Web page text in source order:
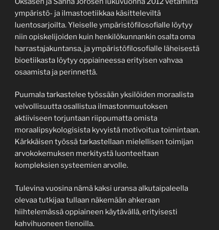
ympäristö- ja ilmastoetiikkaa käsitteleviltä
luentosarjoilta. Yleiselle ympäristöfilosofialle löytyy
niin opiskelijoiden kuin henkilökunnankin osalta oma
harrastajakuntansa, ja ympäristöfilosofialle läheisestä
bioetiikasta löytyy oppiaineessa erityisen vahvaa
osaamista ja perinnettä.
Puumala tarkastelee työssään yksilöiden moraalista
velvollisuutta osallistua ilmastonmuutoksen
aktiiviseen torjuntaan riippumatta omista
moraalipsykologisista kyvyistä motivoitua toimintaan.
Kärkkäisen työssä tarkastellaan mielellisen toimijan
arvokokemuksen merkitystä luonteeltaan
kompleksien systeemien arvolle.
Tulevina vuosina nämä kaksi uransa alkutaipaleella
olevaa tutkijaa tullaan näkemään ahkeraan
hiihtelemässä oppiaineen käytävällä, erityisesti
kahvihuoneen tienoilla.